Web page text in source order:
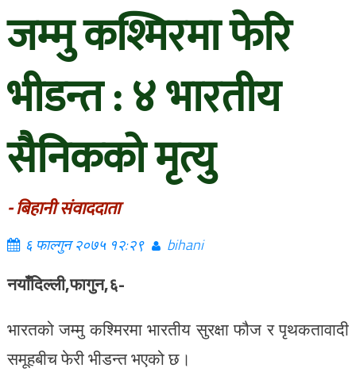
जम्मु कश्मिरमा फेरि
भीडन्त : ४ भारतीय
सैनिकको मृत्यु
- बिहानी संवाददाता
६ फाल्गुन २०७५ १२:२९ bihani
नयाँदिल्ली,फागुन,६-
भारतको जम्मु कश्मिरमा भारतीय सुरक्षा फौज र पृथकतावादी
समूहबीच फेरी भीडन्त भएको छ।